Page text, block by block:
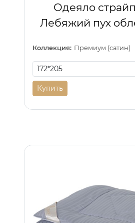
Одеяло
Лебяжий пух
Коллекция: Премиум (сатин)
Купить